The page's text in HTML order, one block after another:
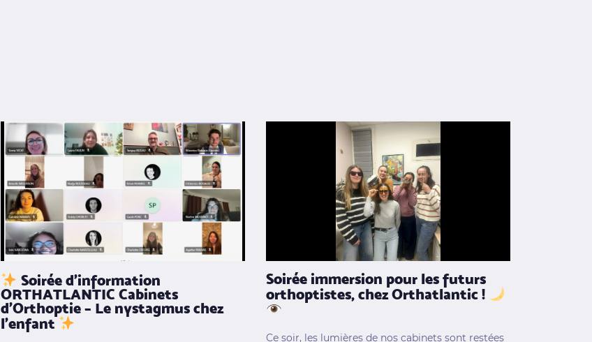
Soirée d’information
ORTHATLANTIC Cabinets
d’Orthoptie – Le nystagmus chez
l’enfant
Soirée immersion pour les futurs
orthoptistes, chez Orthatlantic !
Ce soir, les lumières de nos cabinets sont restées